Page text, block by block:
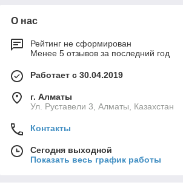
О нас
Рейтинг не сформирован
Менее 5 отзывов за последний год
Работает с 30.04.2019
г. Алматы
Ул. Руставели 3, Алматы, Казахстан
Контакты
Сегодня выходной
Показать весь график работы